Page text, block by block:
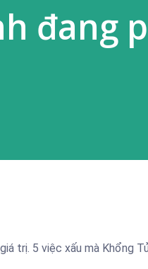
đang
trị. 5 việc xấu mà Khổng